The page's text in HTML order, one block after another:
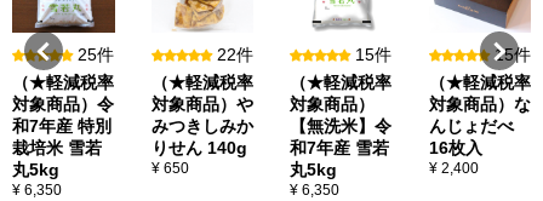
25件
（★軽減税率
対象商品）令
和7年産 特別
栽培米 雪若
丸5kg
¥ 6,350
22件
（★軽減税率
対象商品）や
みつきしみか
りせん 140g
¥ 650
15件
（★軽減税率
対象商品）
【無洗米】令
和7年産 雪若
丸5kg
¥ 6,350
15件
（★軽減税率
対象商品）な
んじょだべ
16枚入
¥ 2,400